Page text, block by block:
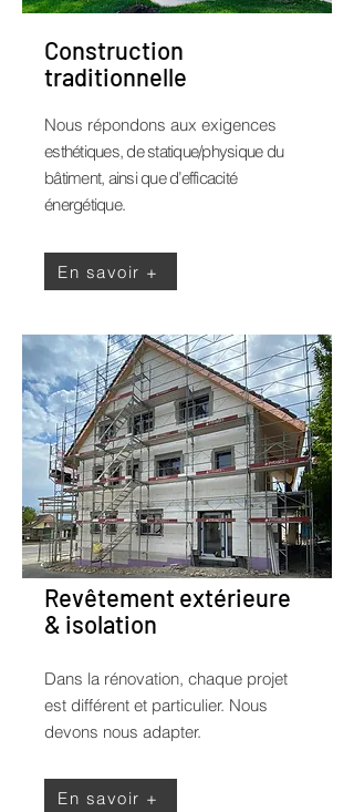
Construction
traditionnelle
Nous répondons aux exigences
esthétiques, de statique/physique du
bâtiment, ainsi que d’efficacité
énergétique.
En savoir +
Revêtement extérieure
& isolation
Dans la rénovation, chaque projet
est différent et particulier. Nous
devons nous adapter.
En savoir +